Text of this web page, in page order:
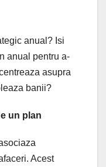
anual? Isi
anual pentru a-
asupra
banii?
un plan
Acest